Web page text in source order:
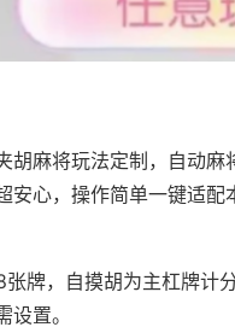
胡麻将玩法定制，自动
心，操作简单一键适配
牌，自摸胡为主杠牌计
置。